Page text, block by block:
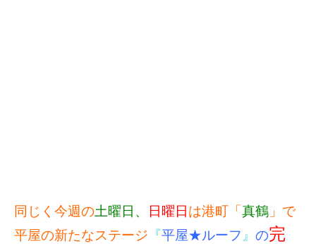
同じく今週の土曜日、 日曜日 は港町「 真鶴 」で
平屋の新たなステージ 『平屋★ルーフ 』 の完